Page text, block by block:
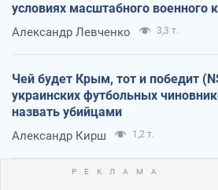
условиях масштабного военного
Александр Левченко 3,3 т.
Чей будет Крым, тот и победит
украинских футбольных
назвать убийцами
Александр Кирш 1,2 т.